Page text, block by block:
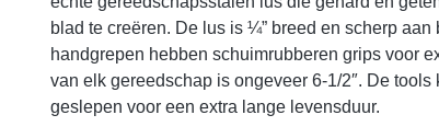
blad te creëren. De lus is ¼” breed en scherp aan
handgrepen hebben schuimrubberen grips voor
van elk gereedschap is ongeveer 6-1/2″. De
geslepen voor een extra lange levensduur.